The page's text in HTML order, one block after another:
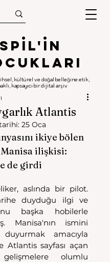
.
.
Spıl'in
kültürel ve doğal belleğine etik,
kapsayıcı bir dijital arşiv
Atlantis
25 Oca
ikiye bölen
ilişkisi:
de girdi
aslında bir pilot.
duyduğu ilgi ve
başka hobilerle
Manisa'nın ismini
amacıyla
Atlantis sayfası açan
olumlu